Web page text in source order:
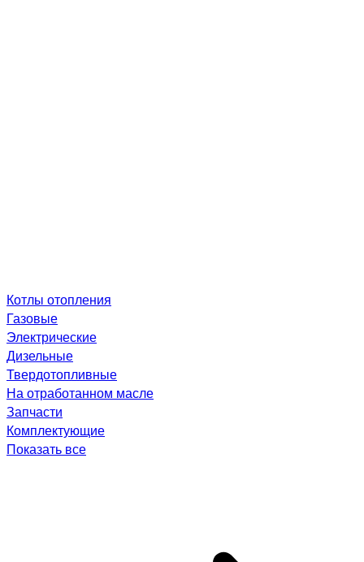
Котлы отопления
Газовые
Электрические
Дизельные
Твердотопливные
На отработанном масле
Запчасти
Комплектующие
Показать все